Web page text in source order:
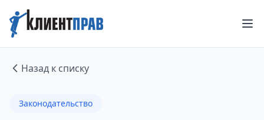
Назад к списку
Законодательство